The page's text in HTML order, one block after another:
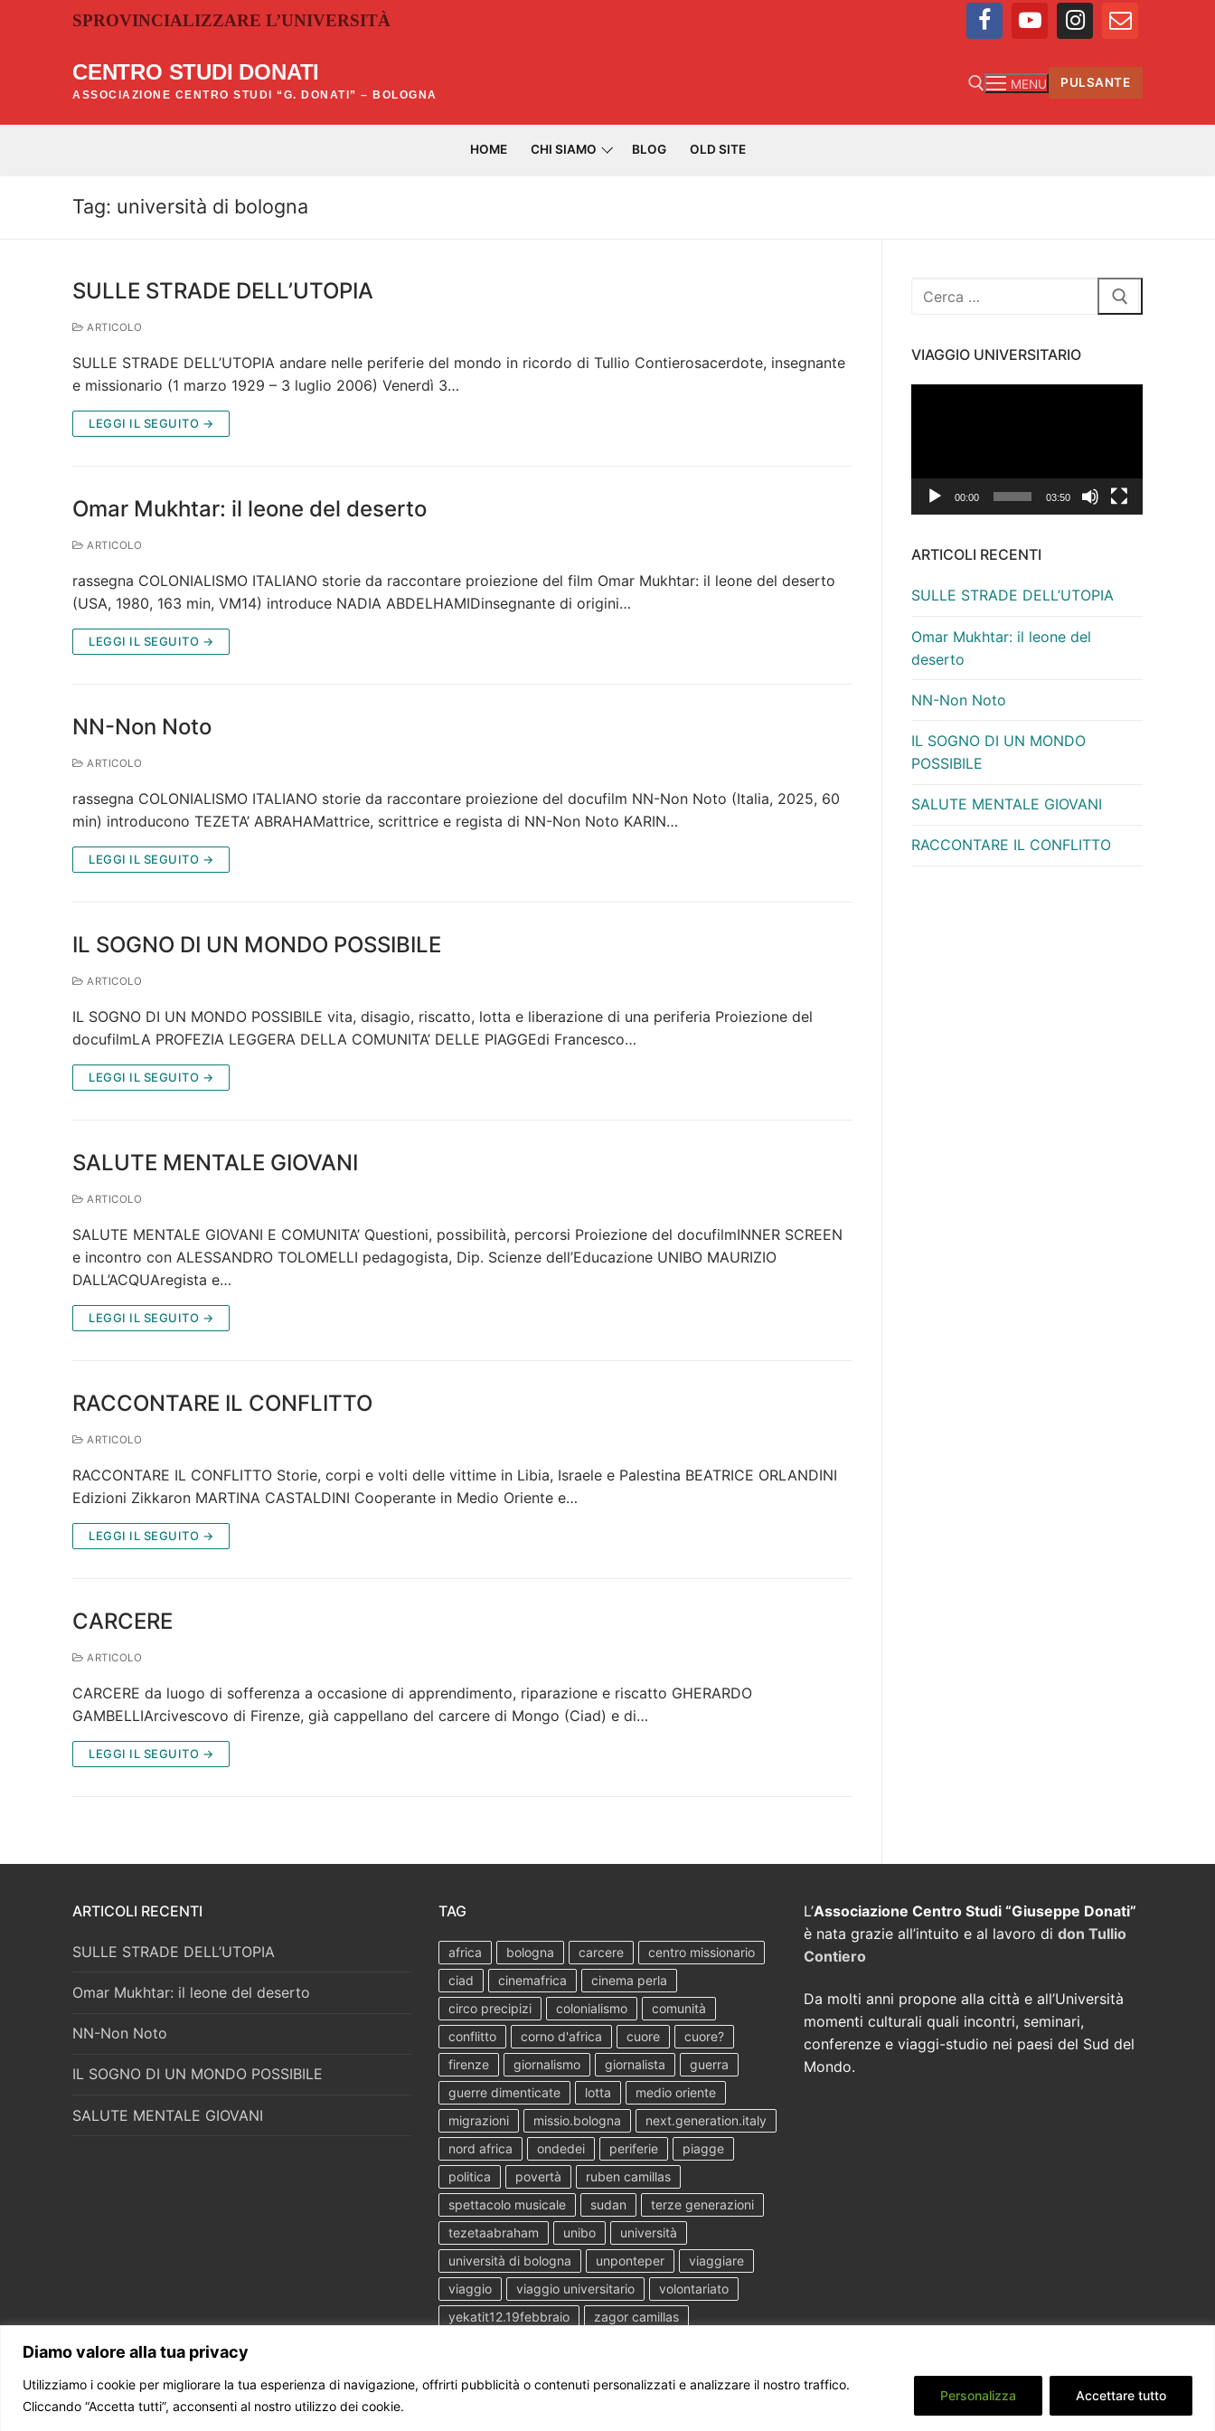
Diamo valore alla tua privacy
Utilizziamo i cookie per migliorare la tua esperienza di navigazione, offrirti pubblicità o contenuti personalizzati e analizzare il nostro traffico.
Cliccando “Accetta tutti”, acconsenti al nostro utilizzo dei cookie.
Personalizza Accettare tutto
SPROVINCIALIZZARE L’UNIVERSITÀ
CENTRO STUDI DONATI
ASSOCIAZIONE CENTRO STUDI “G. DONATI” – BOLOGNA
MENU PULSANTE
HOME CHI SIAMO BLOG OLD SITE
Tag: università di bologna
SULLE STRADE DELL’UTOPIA
ARTICOLO
SULLE STRADE DELL’UTOPIA andare nelle periferie del mondo in ricordo di Tullio Contierosacerdote, insegnante
e missionario (1 marzo 1929 – 3 luglio 2006) Venerdì 3…
LEGGI IL SEGUITO →
Omar Mukhtar: il leone del deserto
ARTICOLO
rassegna COLONIALISMO ITALIANO storie da raccontare proiezione del film Omar Mukhtar: il leone del deserto
(USA, 1980, 163 min, VM14) introduce NADIA ABDELHAMIDinsegnante di origini…
LEGGI IL SEGUITO →
NN-Non Noto
ARTICOLO
rassegna COLONIALISMO ITALIANO storie da raccontare proiezione del docufilm NN-Non Noto (Italia, 2025, 60
min) introducono TEZETA’ ABRAHAMattrice, scrittrice e regista di NN-Non Noto KARIN…
LEGGI IL SEGUITO →
IL SOGNO DI UN MONDO POSSIBILE
ARTICOLO
IL SOGNO DI UN MONDO POSSIBILE vita, disagio, riscatto, lotta e liberazione di una periferia Proiezione del
docufilmLA PROFEZIA LEGGERA DELLA COMUNITA’ DELLE PIAGGEdi Francesco…
LEGGI IL SEGUITO →
SALUTE MENTALE GIOVANI
ARTICOLO
SALUTE MENTALE GIOVANI E COMUNITA’ Questioni, possibilità, percorsi Proiezione del docufilmINNER SCREEN
e incontro con ALESSANDRO TOLOMELLI pedagogista, Dip. Scienze dell’Educazione UNIBO MAURIZIO
DALL’ACQUAregista e…
LEGGI IL SEGUITO →
RACCONTARE IL CONFLITTO
ARTICOLO
RACCONTARE IL CONFLITTO Storie, corpi e volti delle vittime in Libia, Israele e Palestina BEATRICE ORLANDINI
Edizioni Zikkaron MARTINA CASTALDINI Cooperante in Medio Oriente e…
LEGGI IL SEGUITO →
CARCERE
ARTICOLO
CARCERE da luogo di sofferenza a occasione di apprendimento, riparazione e riscatto GHERARDO
GAMBELLIArcivescovo di Firenze, già cappellano del carcere di Mongo (Ciad) e di…
LEGGI IL SEGUITO →
Cerca:
VIAGGIO UNIVERSITARIO
00:00 03:50
ARTICOLI RECENTI
SULLE STRADE DELL’UTOPIA
Omar Mukhtar: il leone del
deserto
NN-Non Noto
IL SOGNO DI UN MONDO
POSSIBILE
SALUTE MENTALE GIOVANI
RACCONTARE IL CONFLITTO
ARTICOLI RECENTI
SULLE STRADE DELL’UTOPIA
Omar Mukhtar: il leone del deserto
NN-Non Noto
IL SOGNO DI UN MONDO POSSIBILE
SALUTE MENTALE GIOVANI
TAG
africa bologna carcere
centro missionario
ciad
cinemafrica
cinema perla
circo precipizi
colonialismo
comunità
conflitto
corno d'africa cuore
cuore?
firenze
giornalismo giornalista
guerra
guerre dimenticate
lotta
medio oriente
migrazioni
missio.bologna
next.generation.italy
nord africa
ondedei periferie
piagge
politica
povertà
ruben camillas
spettacolo musicale
sudan
terze generazioni
tezetaabraham
unibo
università
università di bologna
unponteper
viaggiare
viaggio
viaggio universitario
volontariato
yekatit12.19febbraio
zagor camillas
L’Associazione Centro Studi “Giuseppe Donati”
è nata grazie all’intuito e al lavoro didon Tullio
Contiero
Da molti anni propone alla città e all’Università
momenti culturali quali incontri, seminari,
conferenze e viaggi-studio nei paesi del Sud del
Mondo.
Copyright © 2026 CENTRO STUDI DONATI – Powered by